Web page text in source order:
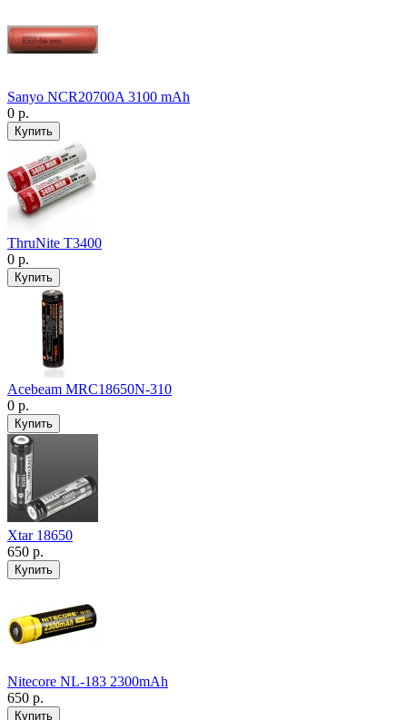
Sanyo NCR20700A 3100 mAh
0 р.
ThruNite T3400
0 р.
Acebeam MRC18650N-310
0 р.
Xtar 18650
650 р.
Nitecore NL-183 2300mAh
650 р.